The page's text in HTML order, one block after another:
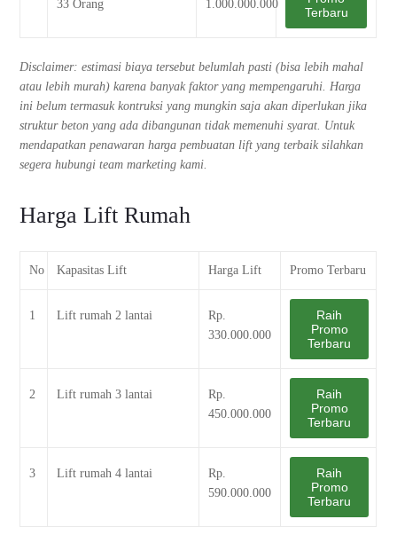
33 Orang 1.000.000.000
Terbaru
Disclaimer: estimasi biaya tersebut belumlah pasti (bisa lebih mahal
atau lebih murah) karena banyak faktor yang mempengaruhi. Harga
ini belum termasuk kontruksi yang mungkin saja akan diperlukan jika
struktur beton yang ada dibangunan tidak memenuhi syarat. Untuk
mendapatkan penawaran harga pembuatan lift yang terbaik silahkan
segera hubungi team marketing kami.
Harga Lift Rumah
No Kapasitas Lift Harga Lift Promo Terbaru
1 Lift rumah 2 lantai
Rp.
330.000.000
Raih
Promo
Terbaru
2 Lift rumah 3 lantai
Rp.
450.000.000
Raih
Promo
Terbaru
3 Lift rumah 4 lantai
Rp.
590.000.000
Raih
Promo
Terbaru